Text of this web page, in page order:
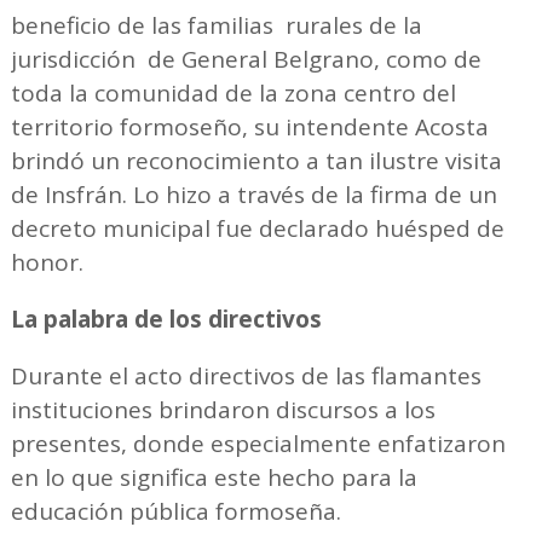
beneficio de las familias rurales de la
jurisdicción de General Belgrano, como de
toda la comunidad de la zona centro del
territorio formoseño, su intendente Acosta
brindó un reconocimiento a tan ilustre visita
de Insfrán. Lo hizo a través de la firma de un
decreto municipal fue declarado huésped de
honor.
La palabra de los directivos
Durante el acto directivos de las flamantes
instituciones brindaron discursos a los
presentes, donde especialmente enfatizaron
en lo que significa este hecho para la
educación pública formoseña.